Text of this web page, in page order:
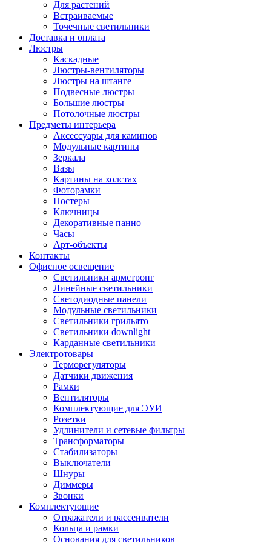
Для растений
Встраиваемые
Точечные светильники
Доставка и оплата
Люстры
Каскадные
Люстры-вентиляторы
Люстры на штанге
Подвесные люстры
Большие люстры
Потолочные люстры
Предметы интерьера
Аксессуары для каминов
Модульные картины
Зеркала
Вазы
Картины на холстах
Фоторамки
Постеры
Ключницы
Декоративные панно
Часы
Арт-объекты
Контакты
Офисное освещение
Светильники армстронг
Линейные светильники
Светодиодные панели
Модульные светильники
Светильники грильято
Светильники downlight
Карданные светильники
Электротовары
Терморегуляторы
Датчики движения
Рамки
Вентиляторы
Комплектующие для ЭУИ
Розетки
Удлинители и сетевые фильтры
Трансформаторы
Стабилизаторы
Выключатели
Шнуры
Диммеры
Звонки
Комплектующие
Отражатели и рассеиватели
Кольца и рамки
Основания для светильников